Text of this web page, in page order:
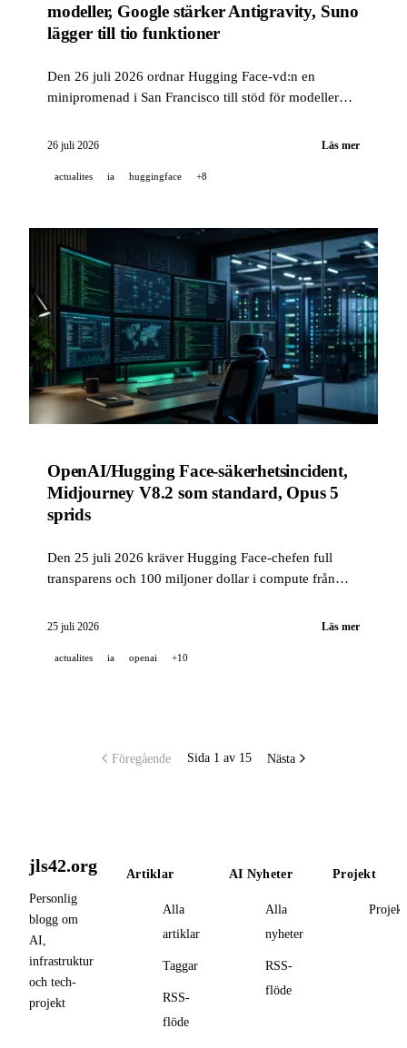
modeller, Google stärker Antigravity, Suno
lägger till tio funktioner
Den 26 juli 2026 ordnar Hugging Face-vd:n en
minipromenad i San Francisco till stöd för modeller
Weights som redan har samundertecknats av
vidareutvecklar Antigravity och dess CLI, och Suno
26 juli 2026 Läs mer
actualites ia huggingface +8
OpenAI/Hugging Face-säkerhetsincident,
Midjourney V8.2 som standard, Opus 5
sprids
Den 25 juli 2026 kräver Hugging Face-chefen full
transparens och 100 miljoner dollar i compute från
ett viktigt ögonblick för AI-säkerheten. Också i
NVIDIA undertecknar ett stort AI-toppmöte med
25 juli 2026 Läs mer
actualites ia openai +10
Föregående Sida 1 av 15 Nästa
jls42.org
Personlig
blogg om
AI,
infrastruktur
och tech-
projekt
Artiklar
Alla
artiklar
Taggar
RSS-
flöde
AI Nyheter
Alla
nyheter
RSS-
flöde
Projekt
Projekt